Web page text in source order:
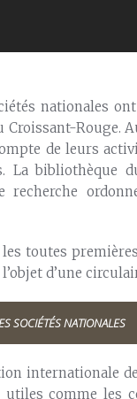
nationales
Rouge.
de leurs
bibliothèque
toutes
d’une
SOCIÉTÉS NATIONALES
internationale
comme les